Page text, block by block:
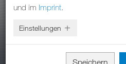
und im Imprint.
Einstellungen
Speichern